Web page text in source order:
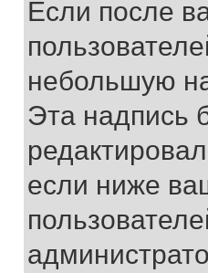
Если после
небольшую
Эта надпись
если ниже